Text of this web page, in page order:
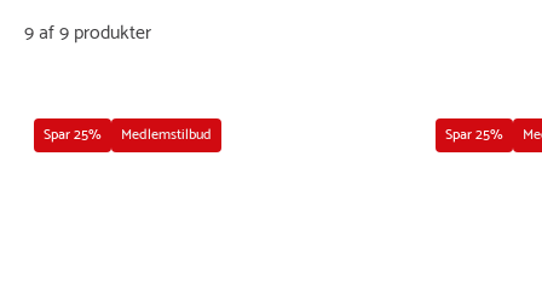
9 af 9 produkter
Spar 25% Medlemstilbud Spar 25%